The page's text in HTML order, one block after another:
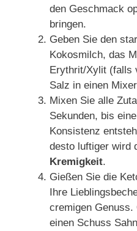
den Geschmack
bringen.
Geben Sie den
Kokosmilch, das
Erythrit/Xylit (falls
Salz in einen
Mixen Sie alle
Sekunden, bis
Konsistenz
desto luftiger wird
Kremigkeit.
Gießen Sie die
Ihre
cremigen Genuss.
einen Schuss